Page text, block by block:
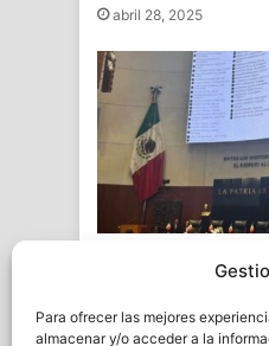
Para ofrecer las mejores
almacenar y/o acceder a la
abril 28, 2025
prisión preventiva
noviembre 20, 2024